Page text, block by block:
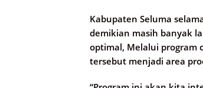
Kabupaten Seluma
demikian masih banyak
optimal, Melalui program
tersebut menjadi area